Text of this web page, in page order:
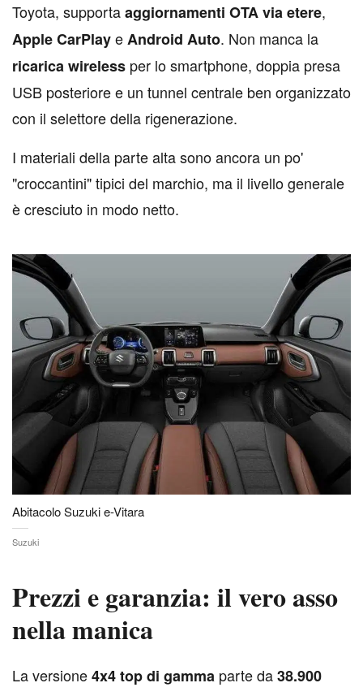
Toyota, supportaaggiornamenti OTA via etere,
Apple CarPlayeAndroid Auto. Non manca la
ricarica wireless per lo smartphone, doppia presa
USB posteriore e un tunnel centrale ben organizzato
con il selettore della rigenerazione.
I materiali della parte alta sono ancora un po'
"croccantini" tipici del marchio, ma il livello generale
è cresciuto in modo netto.
Abitacolo Suzuki e-Vitara
Suzuki
Prezzi e garanzia: il vero asso
nella manica
La versione4x4 top di gamma parte da38.900